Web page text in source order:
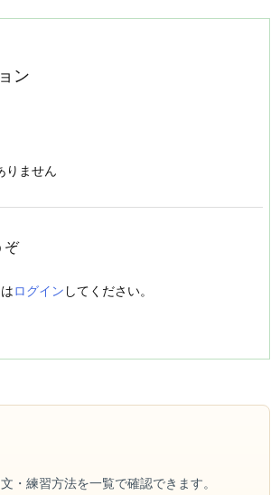
ン
りません
ぞ
ログイン してください。
・練習方法を一覧で確認できます。